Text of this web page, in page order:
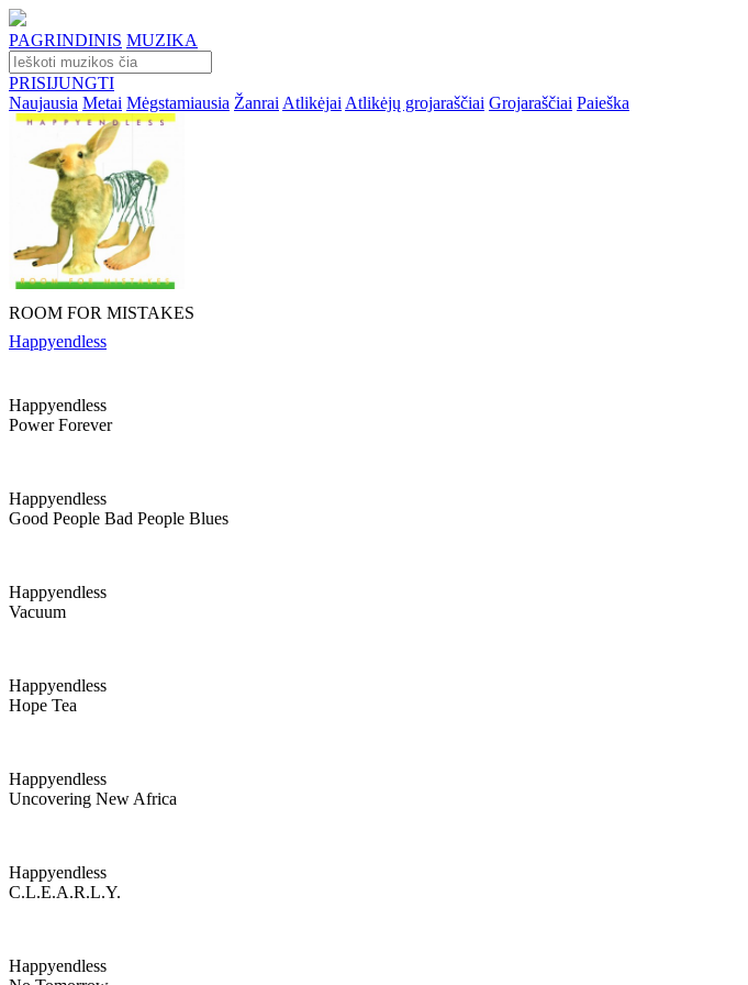
PAGRINDINIS MUZIKA
PRISIJUNGTI
Naujausia Metai Mėgstamiausia Žanrai Atlikėjai Atlikėjų grojaraščiai Grojaraščiai Paieška
ROOM FOR MISTAKES
Happyendless
Happyendless
Power Forever
Happyendless
Good People Bad People Blues
Happyendless
Vacuum
Happyendless
Hope Tea
Happyendless
Uncovering New Africa
Happyendless
C.l.e.a.r.l.y.
Happyendless